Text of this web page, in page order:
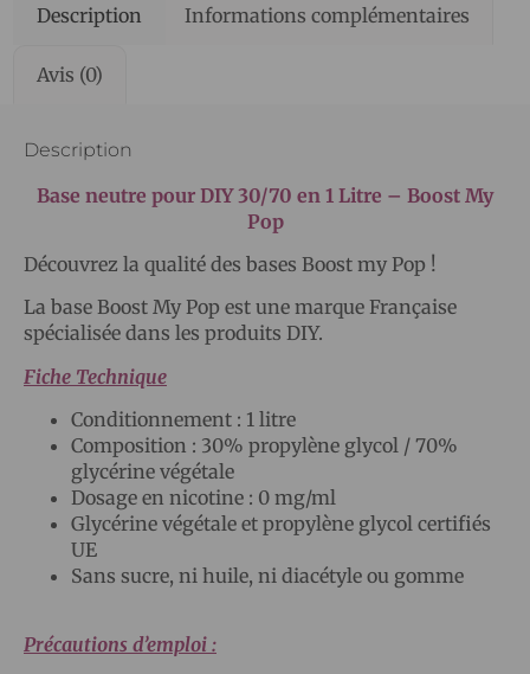
Description Informations complémentaires
Avis (0)
Description
Base neutre pour DIY 30/70 en 1 Litre – Boost My
Pop
Découvrez la qualité des bases Boost my Pop !
La base Boost My Pop est une marque Française
spécialisée dans les produits DIY.
Fiche Technique
Conditionnement : 1 litre
Composition : 30% propylène glycol / 70%
glycérine végétale
Dosage en nicotine : 0 mg/ml
Glycérine végétale et propylène glycol certifiés
UE
Sans sucre, ni huile, ni diacétyle ou gomme
Précautions d’emploi :